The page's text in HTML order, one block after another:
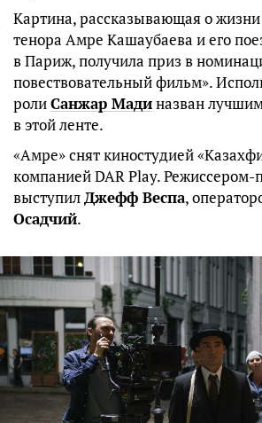
Картина, рассказывающая о
тенора Амре Кашаубаева и его
в Париж, получила приз в
повествовательный фильм».
ролиСанжар Мадиназван
в этой ленте.
«Амре» снят киностудией
компанией DAR Play.
выступилДжефф Веспа,
Осадчий.